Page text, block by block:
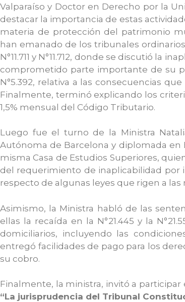
Valparaíso y Doctor en Derecho por la
destacar la importancia de estas
materia de protección del patrimonio
han emanado de los tribunales
N°11.711 y N°11.712, donde se discutió la
comprometido parte importante de su
N°5.392, relativa a las consecuencias
Finalmente, terminó explicando los
1,5% mensual del Código Tributario.
Luego fue el turno de la Ministra
Autónoma de Barcelona y diplomada en
misma Casa de Estudios Superiores,
del requerimiento de inaplicabilidad por
respecto de algunas leyes que rigen a
Asimismo, la Ministra habló de las
ellas la recaída en la N°21.445 y la
domiciliarios, incluyendo las
entregó facilidades de pago para los
su cobro.
Finalmente, la ministra, invitó a
“La jurisprudencia del Tribunal